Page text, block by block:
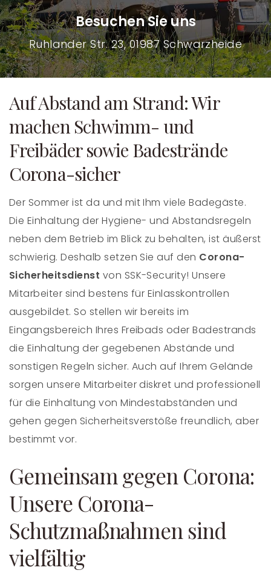
Besuchen Sie uns
Ruhlander Str. 23, 01987 Schwarzheide
Auf Abstand am Strand: Wir
machen Schwimm- und
Freibäder sowie Badestrände
Corona-sicher
Der Sommer ist da und mit Ihm viele Badegäste.
Die Einhaltung der Hygiene- und Abstandsregeln
neben dem Betrieb im Blick zu behalten, ist äußerst
schwierig. Deshalb setzen Sie auf den Corona-
Sicherheitsdienst von SSK-Security! Unsere
Mitarbeiter sind bestens für Einlasskontrollen
ausgebildet. So stellen wir bereits im
Eingangsbereich Ihres Freibads oder Badestrands
die Einhaltung der gegebenen Abstände und
sonstigen Regeln sicher. Auch auf Ihrem Gelände
sorgen unsere Mitarbeiter diskret und professionell
für die Einhaltung von Mindestabständen und
gehen gegen Sicherheitsverstöße freundlich, aber
bestimmt vor.
Gemeinsam gegen Corona:
Unsere Corona-
Schutzmaßnahmen sind
vielfältig